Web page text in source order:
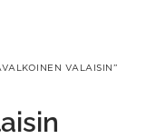
VALAISIN”